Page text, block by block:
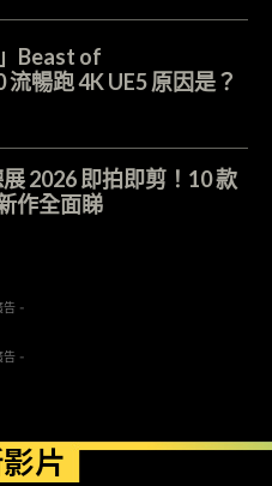
Beast of
暢跑 4K UE5 原因是？
2026 即拍即剪！10 款
作全面睇
告 -
告 -
片